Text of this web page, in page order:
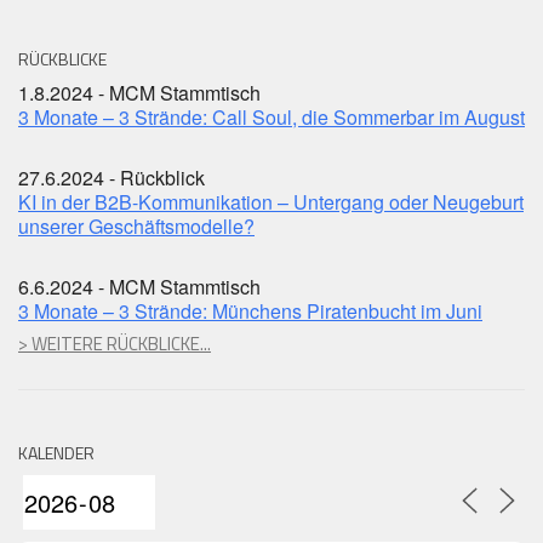
RÜCKBLICKE
1.8.2024 - MCM Stammtisch
3 Monate – 3 Strände: Call Soul, die Sommerbar im August
27.6.2024 - Rückblick
KI in der B2B-Kommunikation – Untergang oder Neugeburt
unserer Geschäftsmodelle?
6.6.2024 - MCM Stammtisch
3 Monate – 3 Strände: Münchens Piratenbucht im Juni
> WEITERE RÜCKBLICKE...
KALENDER